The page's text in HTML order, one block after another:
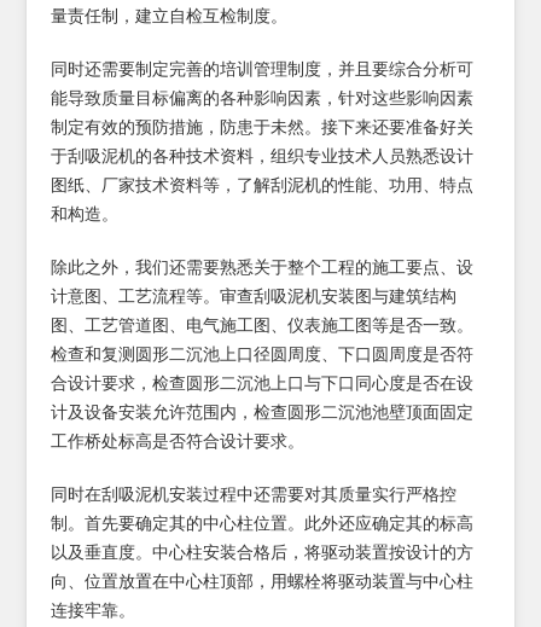
量责任制，建立自检互检制度。
同时还需要制定完善的培训管理制度，并且要综合分析可
能导致质量目标偏离的各种影响因素，针对这些影响因素
制定有效的预防措施，防患于未然。接下来还要准备好关
于刮吸泥机的各种技术资料，组织专业技术人员熟悉设计
图纸、厂家技术资料等，了解刮泥机的性能、功用、特点
和构造。
除此之外，我们还需要熟悉关于整个工程的施工要点、设
计意图、工艺流程等。审查刮吸泥机安装图与建筑结构
图、工艺管道图、电气施工图、仪表施工图等是否一致。
检查和复测圆形二沉池上口径圆周度、下口圆周度是否符
合设计要求，检查圆形二沉池上口与下口同心度是否在设
计及设备安装允许范围内，检查圆形二沉池池壁顶面固定
工作桥处标高是否符合设计要求。
同时在刮吸泥机安装过程中还需要对其质量实行严格控
制。首先要确定其的中心柱位置。此外还应确定其的标高
以及垂直度。中心柱安装合格后，将驱动装置按设计的方
向、位置放置在中心柱顶部，用螺栓将驱动装置与中心柱
连接牢靠。